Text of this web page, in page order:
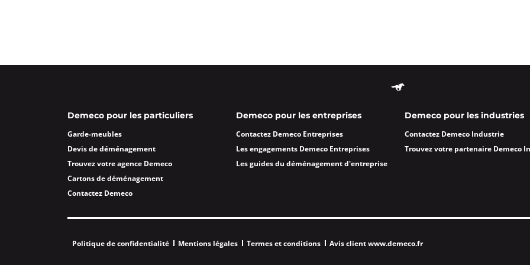
Déménagements SMDT Narbonne
21 rue Voltaire 11100 Narbonne
Demeco pour les particuliers
Garde-meubles
Devis de déménagement
Trouvez votre agence Demeco
Cartons de déménagement
Contactez Demeco
Demeco pour les entreprises
Contactez Demeco Entreprises
Les engagements Demeco Entreprises
Les guides du déménagement d'entreprise
Demeco pour les industries
Contactez Demeco Industrie
Trouvez votre partenaire Demeco
Politique de confidentialité Mentions légales Termes et conditions Avis client www.demeco.fr